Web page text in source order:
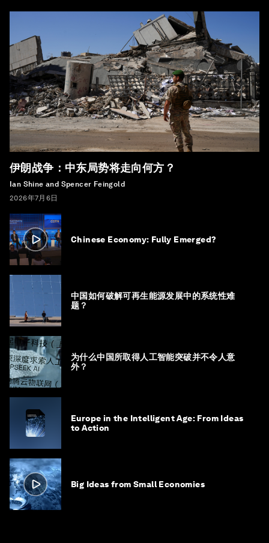
伊朗战争：中东局势将走向何方？
Ian Shine and Spencer Feingold
2026年7月6日
Chinese Economy: Fully Emerged?
中国如何破解可再生能源发展中的系统性难
题？
为什么中国所取得人工智能突破并不令人意
外？
Europe in the Intelligent Age: From Ideas
to Action
Big Ideas from Small Economies